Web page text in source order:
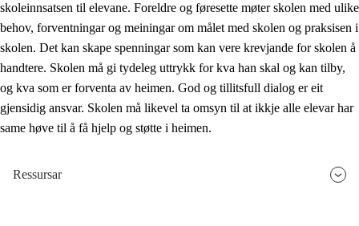
3.3 Samarbeid mellom heim og skole
3.4 Opplæring i lærebedrift og arbeidsliv
Profesjonsfellesskap og skoleutvikling
skoleinnsatsen til elevane. Foreldre og føresette møter skolen med ulike
behov, forventningar og meiningar om målet med skolen og praksisen i
skolen. Det kan skape spenningar som kan vere krevjande for skolen å
handtere. Skolen må gi tydeleg uttrykk for kva han skal og kan tilby,
og kva som er forventa av heimen. God og tillitsfull dialog er eit
gjensidig ansvar. Skolen må likevel ta omsyn til at ikkje alle elevar har
same høve til å få hjelp og støtte i heimen.
Ressursar